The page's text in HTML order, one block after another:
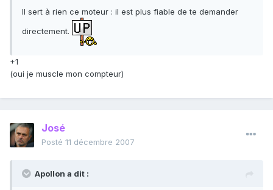
Il sert à rien ce moteur : il est plus fiable de te demander
directement.
+1
(oui je muscle mon compteur)
José
Posté 11 décembre 2007
Apollon a dit :